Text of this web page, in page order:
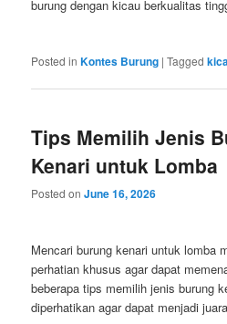
burung dengan kicau berkualitas
Posted in Kontes Burung |Tagged
Tips Memilih Jenis
Kenari untuk Lomba
Posted onJune 16, 2026
Mencari burung kenari untuk lomba
perhatian khusus agar dapat
beberapa tips memilih jenis burung
diperhatikan agar dapat menjadi